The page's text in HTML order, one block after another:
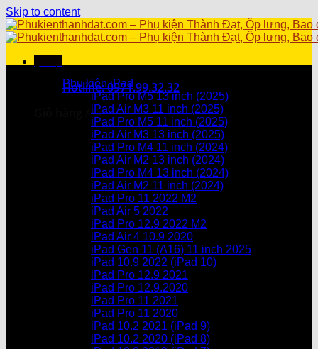
Skip to content
Hotline: 0971.99.32.32
Giỏ hàng /0₫
Chưa có sản phẩm trong giỏ hàng.
Chưa có sản phẩm trong giỏ hàng.
Danh mục sản phẩm
Phụ kiện iPad
iPad Pro M5 13 inch (2025)
iPad Air M3 11 inch (2025)
iPad Pro M5 11 inch (2025)
iPad Air M3 13 inch (2025)
iPad Pro M4 11 inch (2024)
iPad Air M2 13 inch (2024)
iPad Pro M4 13 inch (2024)
iPad Air M2 11 inch (2024)
iPad Pro 11 2022 M2
iPad Air 5 2022
iPad Pro 12.9 2022 M2
iPad Air 4 10.9 2020
iPad Gen 11 (A16) 11 inch 2025
iPad 10.9 2022 (iPad 10)
iPad Pro 12.9 2021
iPad Pro 12.9.2020
iPad Pro 11 2021
iPad Pro 11 2020
iPad 10.2 2021 (iPad 9)
iPad 10.2 2020 (iPad 8)